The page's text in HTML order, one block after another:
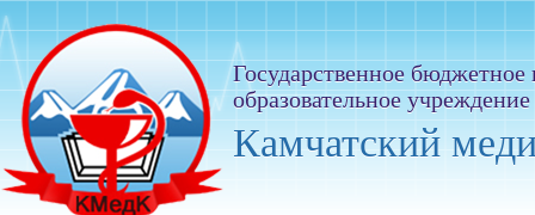
Государственное
образовательное
Камчатский